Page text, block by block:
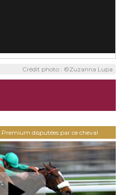
Crédit photo : ©Zuzanna Lupa
Premium disputées par ce cheval